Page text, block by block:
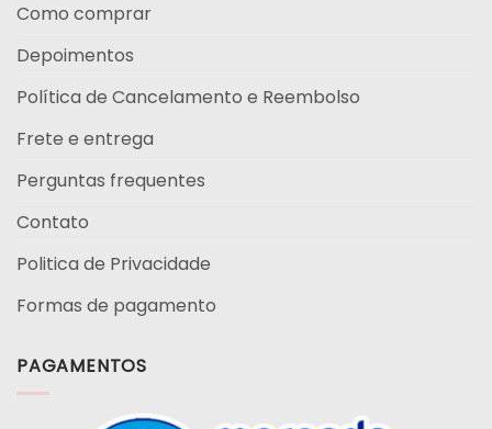
Como comprar
Depoimentos
Política de Cancelamento e Reembolso
Frete e entrega
Perguntas frequentes
Contato
Politica de Privacidade
Formas de pagamento
PAGAMENTOS